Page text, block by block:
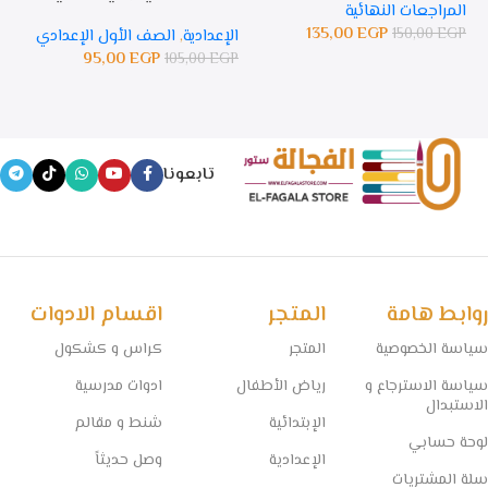
المراجعات النهائية
150,00EGP
135,00EGP
الإعدادية, الصف الأول الإعدادي
105,00EGP
95,00EGP
تابعونا
روابط هامة
سياسة الخصوصية
سياسة الاسترجاع و
الاستبدال
لوحة حسابي
سلة المشتريات
المتجر
المتجر
رياض الأطفال
الإبتدائية
الإعدادية
اقسام الادوات
كراس و كشكول
ادوات مدرسية
شنط و مقالم
وصل حديثاً